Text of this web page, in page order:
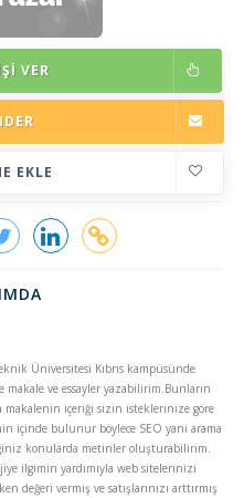
VER
EKLE
Üniversitesi Kıbrıs kampüsünde
ve essayler yazabilirim.Bunların
makalenin içeriği sizin isteklerinize göre
içinde bulunur böylece SEO yani arama
konularda metinler oluşturabilirim.
ilgimin yardımıyla web sitelerinizi
değeri vermiş ve satışlarınızı arttırmış